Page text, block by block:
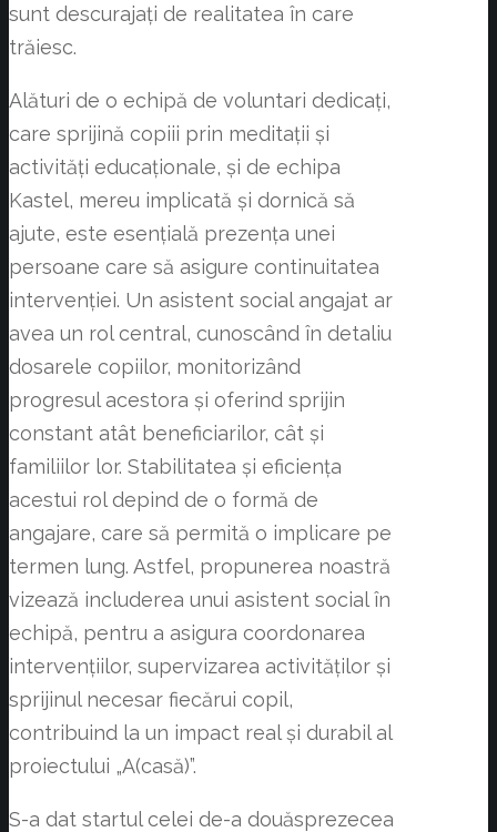
sunt descurajați de realitatea în care
trăiesc.
Alături de o echipă de voluntari dedicați,
care sprijină copiii prin meditații și
activități educaționale, și de echipa
Kastel, mereu implicată și dornică să
ajute, este esențială prezența unei
persoane care să asigure continuitatea
intervenției. Un asistent social angajat ar
avea un rol central, cunoscând în detaliu
dosarele copiilor, monitorizând
progresul acestora și oferind sprijin
constant atât beneficiarilor, cât și
familiilor lor. Stabilitatea și eficiența
acestui rol depind de o formă de
angajare, care să permită o implicare pe
termen lung. Astfel, propunerea noastră
vizează includerea unui asistent social în
echipă, pentru a asigura coordonarea
intervențiilor, supervizarea activităților și
sprijinul necesar fiecărui copil,
contribuind la un impact real și durabil al
proiectului „A(casă)”.
S-a dat startul celei de-a douăsprezecea